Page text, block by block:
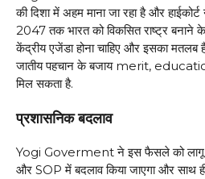
की दिशा में अहम माना जा रहा है और
2047 तक भारत को विकसित राष्ट्र बनाने
केंद्रीय एजेंडा होना चाहिए और इसका
जातीय पहचान के बजाय merit,
मिल सकता है.
प्रशासनिक बदलाव
Yogi Goverment ने इस फैसले को लागू
और SOP में बदलाव किया जाएगा और